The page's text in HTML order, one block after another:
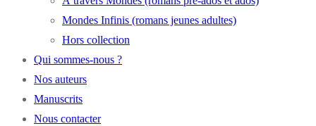
Mondes Infinis (romans jeunes adultes)
Hors collection
Qui sommes-nous ?
Nos auteurs
Manuscrits
Nous contacter